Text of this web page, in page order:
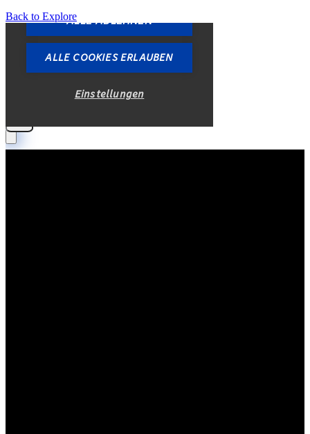
Back to Explore